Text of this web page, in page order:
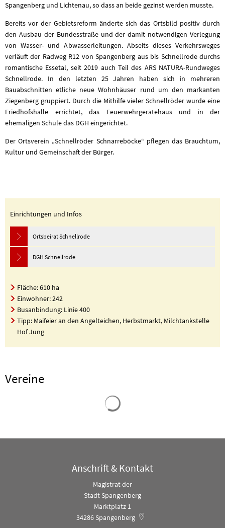
Spangenberg und Lichtenau, so dass an beide gezinst werden musste.
Bereits vor der Gebietsreform änderte sich das Ortsbild positiv durch
den Ausbau der Bundesstraße und der damit notwendigen Verlegung
von Wasser- und Abwasserleitungen. Abseits dieses Verkehrsweges
verläuft der Radweg R12 von Spangenberg aus bis Schnellrode durchs
romantische Essetal, seit 2019 auch Teil des ARS NATURA-Rundweges
Schnellrode. In den letzten 25 Jahren haben sich in mehreren
Bauabschnitten etliche neue Wohnhäuser rund um den markanten
Ziegenberg gruppiert. Durch die Mithilfe vieler Schnellröder wurde eine
Friedhofshalle errichtet, das Feuerwehrgerätehaus und in der
ehemaligen Schule das DGH eingerichtet.
Der Ortsverein „Schnellröder Schnarreböcke“ pflegen das Brauchtum,
Kultur und Gemeinschaft der Bürger.
Einrichtungen und Infos
Ortsbeirat Schnellrode
DGH Schnellrode
Fläche: 610 ha
Einwohner: 242
Busanbindung: Linie 400
Tipp: Maifeier an den Angelteichen, Herbstmarkt, Milchtankstelle
Hof Jung
Vereine
Anschrift & Kontakt
Magistrat der
Stadt Spangenberg
Marktplatz 1
34286 Spangenberg